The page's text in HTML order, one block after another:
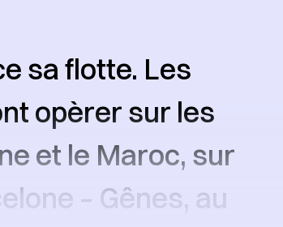
sa flotte. Les
opèrer sur les
et le Maroc, sur
– Gênes, au